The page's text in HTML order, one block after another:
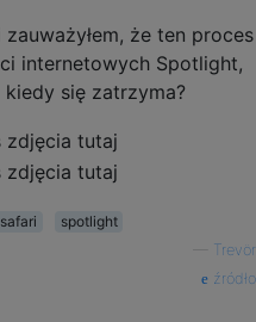
że ten proces
internetowych Spotlight,
się zatrzyma?
safari
spotlight
Trevör
źródło